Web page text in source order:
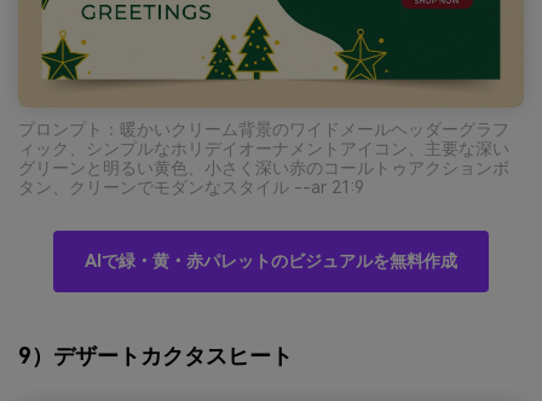
プロンプト：暖かいクリーム背景のワイドメールヘッダーグラフ
ィック、シンプルなホリデイオーナメントアイコン、主要な深い
グリーンと明るい黄色、小さく深い赤のコールトゥアクションボ
タン、クリーンでモダンなスタイル --ar 21:9
AIで緑・黄・赤パレットのビジュアルを無料作成
9）デザートカクタスヒート